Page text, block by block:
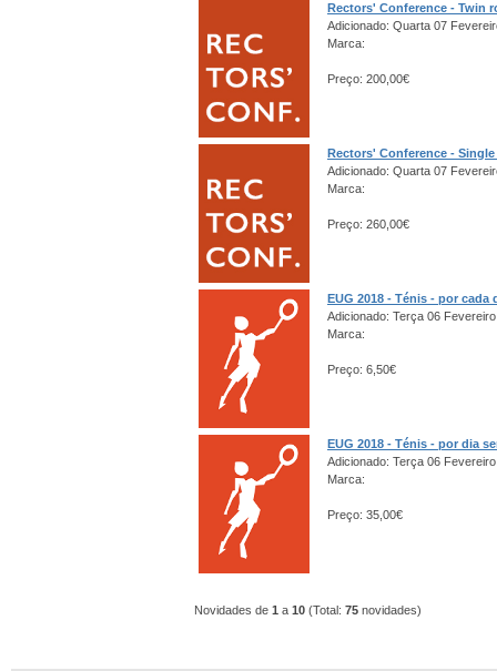
Rectors' Conference - Twin
Adicionado: Quarta 07
Marca:
Preço: 200,00€
Rectors' Conference -
Adicionado: Quarta 07
Marca:
Preço: 260,00€
EUG 2018 - Ténis - por
Adicionado: Terça 06
Marca:
Preço: 6,50€
EUG 2018 - Ténis - por dia
Adicionado: Terça 06
Marca:
Preço: 35,00€
Novidades de 1 a 10 (Total: 75 novidades)